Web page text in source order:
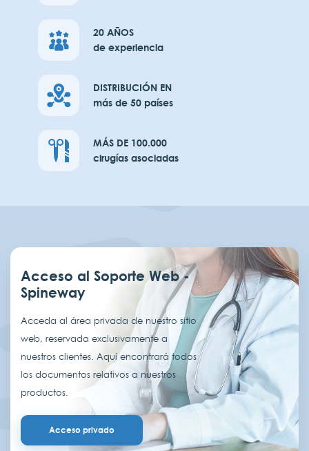
20 AÑOS
de experiencia
DISTRIBUCIÓN EN
más de 50 países
MÁS DE 100.000
cirugías asociadas
Acceso al Soporte Web -
Spineway
Acceda al área privada de nuestro sitio
web, reservada exclusivamente a
nuestros clientes. Aquí encontrará todos
los documentos relativos a nuestros
productos.
Acceso privado